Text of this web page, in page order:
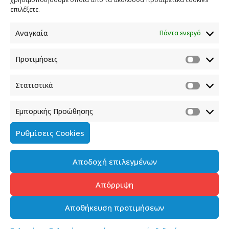
επιλέξετε.
Αναγκαία Πάντα ενεργό
Προτιμήσεις
Στατιστικά
Εμπορικής Προώθησης
Ρυθμίσεις Cookies
Αποδοχή επιλεγμένων
Απόρριψη
Αποθήκευση προτιμήσεων
KIM RIGAUER
ΗΠΕΙΡΟΣ
SHARE TWEET
SHARE
ΣΧΕΤΙΚΑ ΑΡΘΡΑ